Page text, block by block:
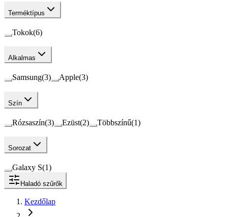
Terméktípus
Tokok(6)
Alkalmas
Samsung(3) Apple(3)
Szín
Rózsaszín(3) Ezüst(2) Többszínű(1)
Sorozat
Galaxy S(1)
Haladó szűrők
Kezdőlap